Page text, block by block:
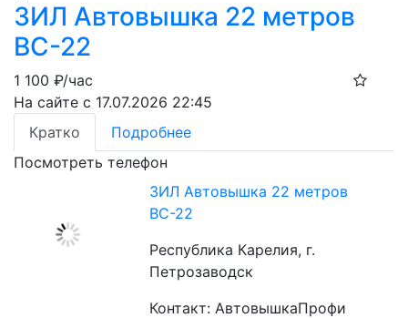
​ЗИЛ Автовышка 22 метров
ВС-22​
1 100 ₽/час
На сайте с 17.07.2026 22:45
Кратко
Подробнее
Посмотреть телефон
​ЗИЛ Автовышка 22 метров
ВС-22​
Республика Карелия, г.
Петрозаводск
Контакт: АвтовышкаПрофи